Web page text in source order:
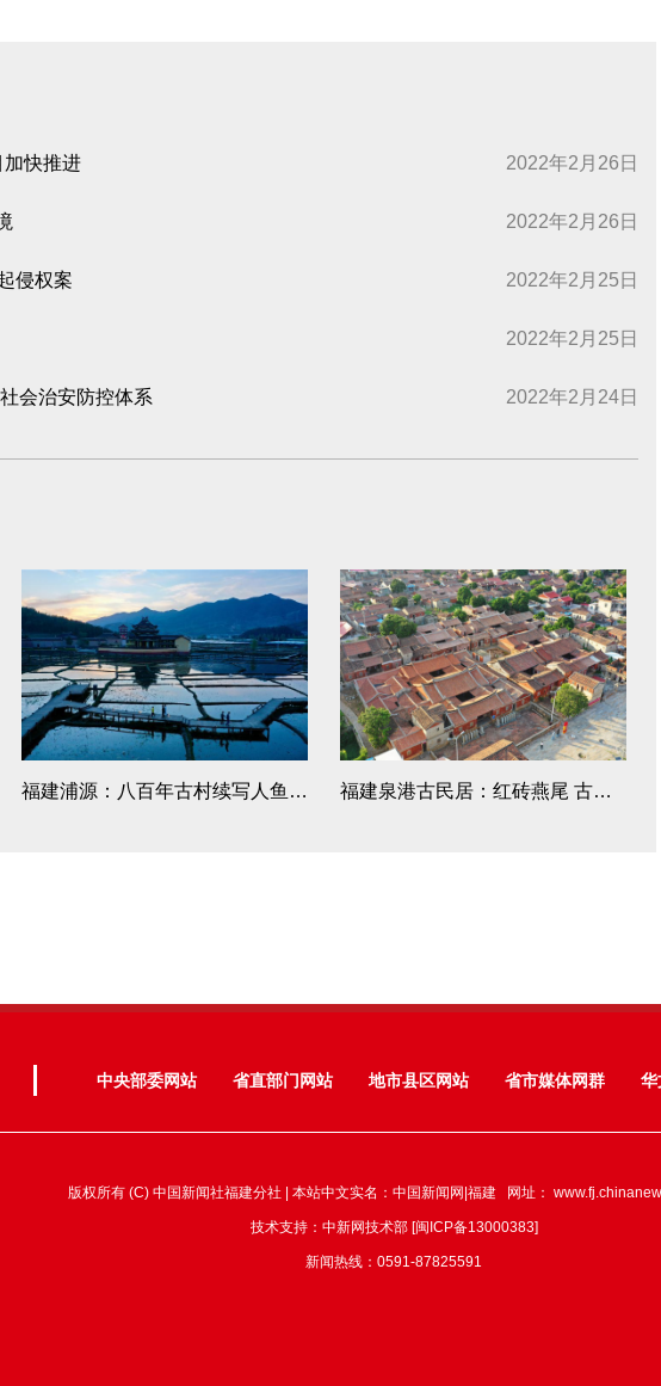
加快推进 2022年2月26日
2022年2月26日
侵权案 2022年2月25日
2022年2月25日
会治安防控体系 2022年2月24日
福建浦源：八百年古村续写人鱼佳话 福建泉港古民居：红砖燕尾 古韵悠长
中央部委网站 省直部门网站 地市县区网站 省市媒体网群 华
版权所有 (C) 中国新闻社福建分社 | 本站中文实名：中国新闻网|福建 网址：
技术支持：中新网技术部 [闽ICP备13000383]
新闻热线：0591-87825591